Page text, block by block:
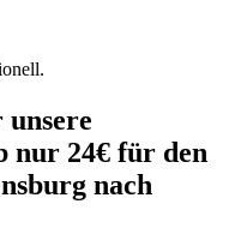
nur 24€ für den
nach